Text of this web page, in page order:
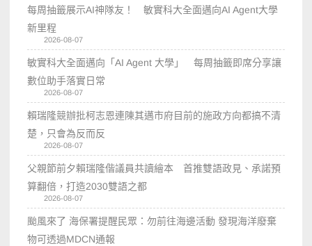
每周抽籤展示AI神隊友！ 敏實科大全面邁向AI Agent大學
新里程
2026-08-07
敏實科大全面邁向「AI Agent 大學」 每周抽籤即席分享讓
數位助手落實日常
2026-08-07
賴瑞隆競辦批柯志恩連陳其邁市府目前的施政方向都搞不清
楚，只會為反而反
2026-08-07
父親節前夕賴瑞隆偕議員共讀繪本 首推雙語政見、承諾預
算翻倍，打造2030雙語之都
2026-08-07
颱風來了 海保署提醒民眾：勿前往海邊活動 發現海洋廢棄
物可透過MDCN通報